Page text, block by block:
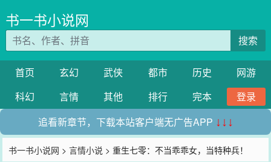
书一书小说网
搜索
首页 玄幻 武侠 都市 历史
网游
科幻
言情 其他 排行 完本
登录
追看新章节，下载本站客户端无广告APP ↓↓↓
书一书小说网 >言情小说 > 重生七零：不当乖乖女，当特种兵！